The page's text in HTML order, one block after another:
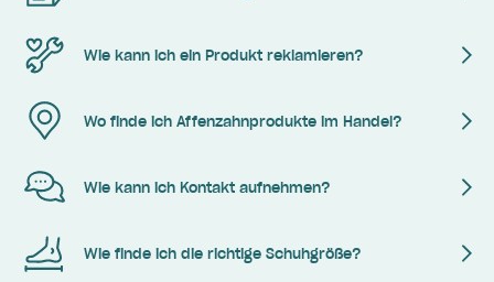
Wie kann ich ein Produkt reklamieren?
Wo finde ich Affenzahnprodukte im Handel?
Wie kann ich Kontakt aufnehmen?
Wie finde ich die richtige Schuhgröße?